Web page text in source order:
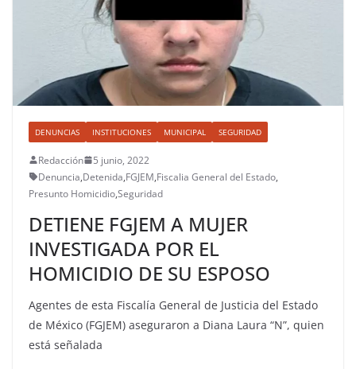
DENUNCIAS INSTITUCIONES MUNICIPAL SEGURIDAD
Redacción
5 junio, 2022
Denuncia,Detenida,FGJEM,Fiscalia General del Estado,
Presunto Homicidio,Seguridad
DETIENE FGJEM A MUJER
INVESTIGADA POR EL
HOMICIDIO DE SU ESPOSO
Agentes de esta Fiscalía General de Justicia del Estado
de México (FGJEM) aseguraron a Diana Laura “N”, quien
está señalada